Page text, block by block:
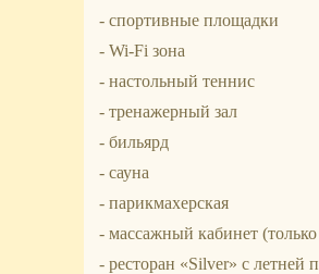
- спортивные площадки
- Wi-Fi зона
- настольный теннис
- тренажерный зал
- бильярд
- сауна
- парикмахерская
- массажный кабинет
- ресторан «Silver» с летней